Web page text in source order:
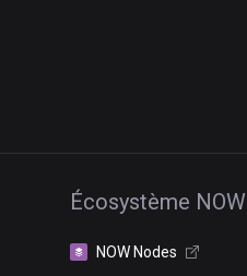
Écosystème NOW
NOW Nodes